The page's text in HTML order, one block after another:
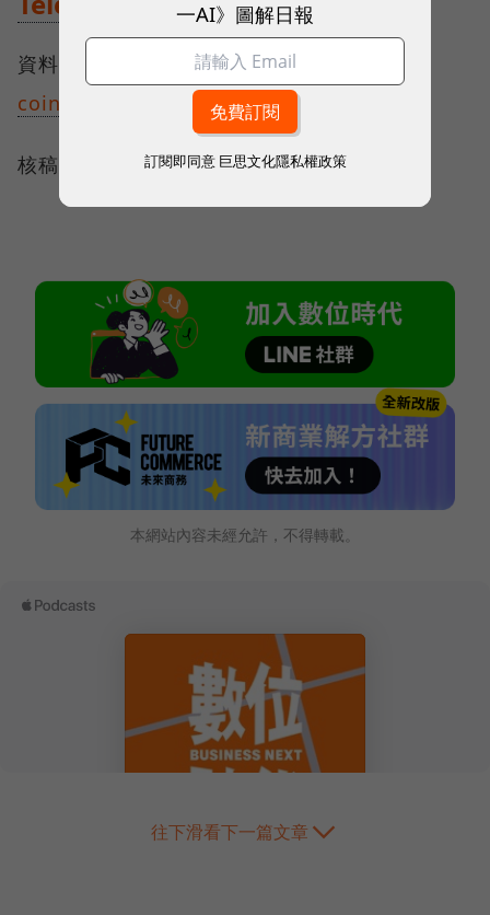
資料來源： cryptonews、cryptomaniaks
cointree
核稿編輯：高敬原
本網站內容未經允許，不得轉載。
往下滑看下一篇文章
一AI》圖解日報
訂閱即同意 巨思文化隱私權政策